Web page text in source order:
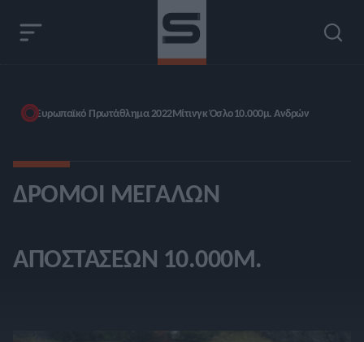
Ευρωπαϊκό Πρωτάθλημα 2022Μίτινγκ Όσλο10.000μ. Ανδρών
ΔΡΌΜΟΙ ΜΕΓΆΛΩΝ
ΑΠΟΣΤΆΣΕΩΝ 10.000Μ.